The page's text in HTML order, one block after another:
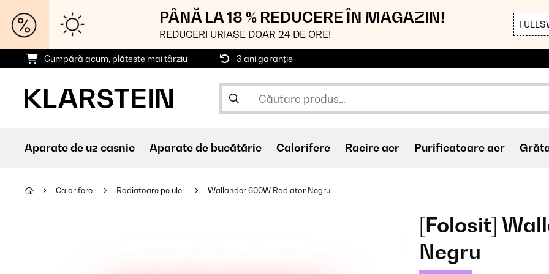
PÂNĂ LA 18 % REDUCERE ÎN MAGAZIN!
REDUCERI URIAȘE DOAR 24 DE ORE!
Cumpără acum, plătește mai târziu 3 ani garanție
Aparate de uz casnic Aparate de bucătărie Calorifere Racire aer Purificatoare aer
Calorifere Radiatoare pe ulei Wallander 600W Radiator Negru
[Folosit]
Negru